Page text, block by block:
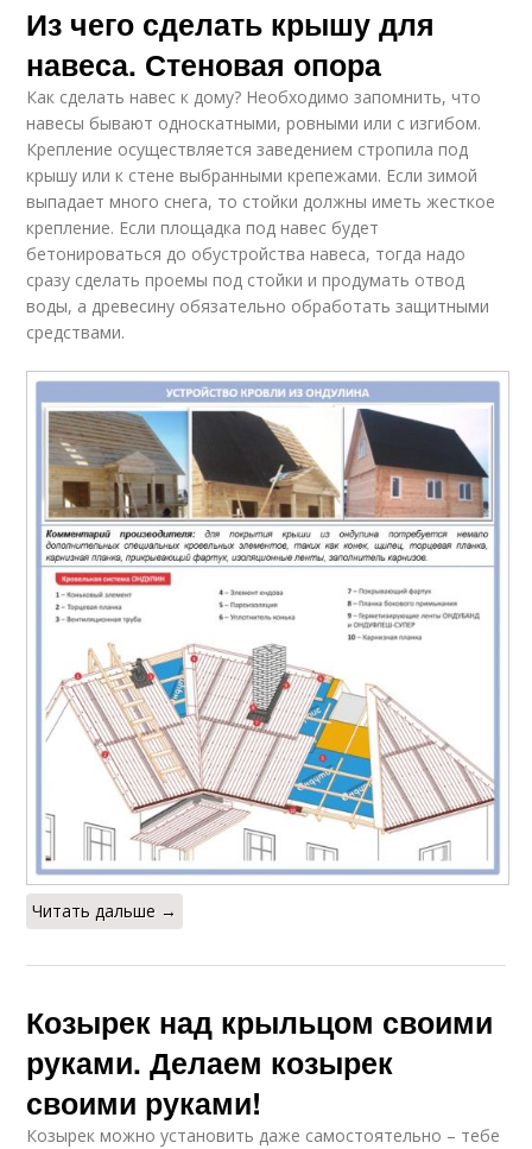
Из чего сделать крышу для
навеса. Стеновая опора
Как сделать навес к дому? Необходимо запомнить, что
навесы бывают односкатными, ровными или с изгибом.
Крепление осуществляется заведением стропила под
крышу или к стене выбранными крепежами. Если зимой
выпадает много снега, то стойки должны иметь жесткое
крепление. Если площадка под навес будет
бетонироваться до обустройства навеса, тогда надо
сразу сделать проемы под стойки и продумать отвод
воды, а древесину обязательно обработать защитными
средствами.
Читать дальше →
Козырек над крыльцом своими
руками. Делаем козырек
своими руками!
Козырек можно установить даже самостоятельно – тебе